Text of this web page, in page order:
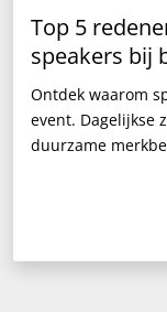
Top 5
speakers bij
Ontdek waarom
event. Dagelijkse
duurzame